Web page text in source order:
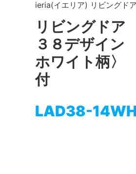
ieria(イエリア) リビングドア
リビングド
３８デザイ
ホワイト柄
付
LAD38-